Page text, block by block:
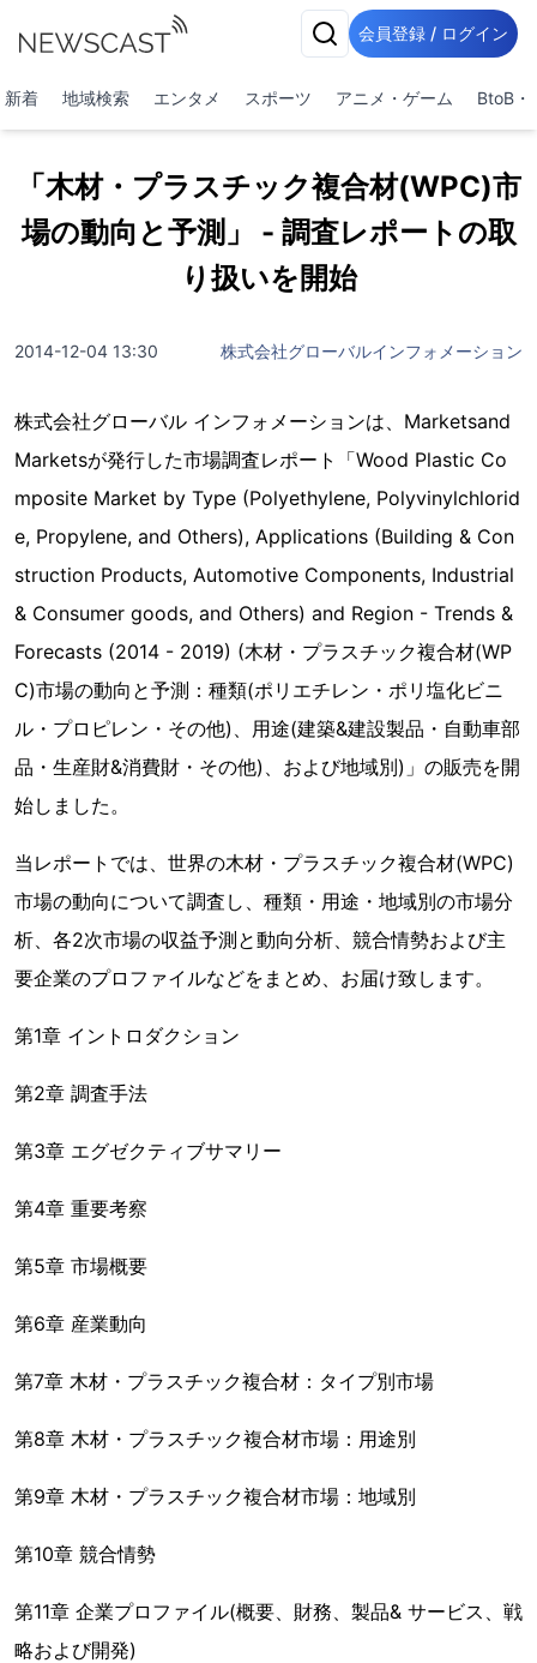
会員登録 / ログイン
新着 地域検索 エンタメ スポーツ アニメ・ゲーム BtoB・
「木材・プラスチック複合材(WPC)市
場の動向と予測」 - 調査レポートの取
り扱いを開始
2014-12-04 13:30 株式会社グローバルインフォメーション
株式会社グローバル インフォメーションは、Marketsand
Marketsが発行した市場調査レポート「Wood Plastic Co
mposite Market by Type (Polyethylene, Polyvinylchlorid
e, Propylene, and Others), Applications (Building & Con
struction Products, Automotive Components, Industrial
& Consumer goods, and Others) and Region - Trends &
Forecasts (2014 - 2019) (木材・プラスチック複合材(WP
C)市場の動向と予測：種類(ポリエチレン・ポリ塩化ビニ
ル・プロピレン・その他)、用途(建築&建設製品・自動車部
品・生産財&消費財・その他)、および地域別)」の販売を開
始しました。
当レポートでは、世界の木材・プラスチック複合材(WPC)
市場の動向について調査し、種類・用途・地域別の市場分
析、各2次市場の収益予測と動向分析、競合情勢および主
要企業のプロファイルなどをまとめ、お届け致します。
第1章 イントロダクション
第2章 調査手法
第3章 エグゼクティブサマリー
第4章 重要考察
第5章 市場概要
第6章 産業動向
第7章 木材・プラスチック複合材：タイプ別市場
第8章 木材・プラスチック複合材市場：用途別
第9章 木材・プラスチック複合材市場：地域別
第10章 競合情勢
第11章 企業プロファイル(概要、財務、製品& サービス、戦
略および開発)